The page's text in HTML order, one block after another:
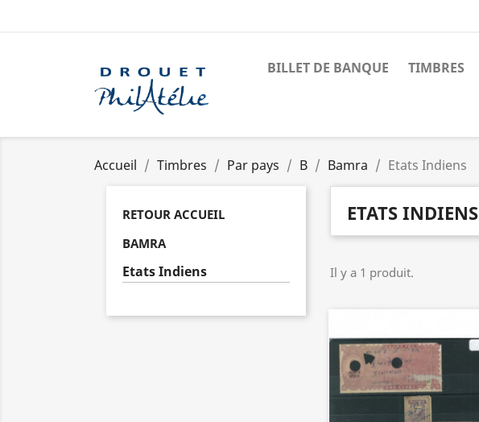
BILLET DE BANQUE TIMBRES
Accueil Timbres Par pays B Bamra Etats Indiens
RETOUR ACCUEIL
BAMRA
Etats Indiens
ETATS INDIENS
Il y a 1 produit.